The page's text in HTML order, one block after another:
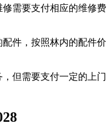
需要支付相应的维修费
件，按照林内的配件价
但需要支付一定的上门